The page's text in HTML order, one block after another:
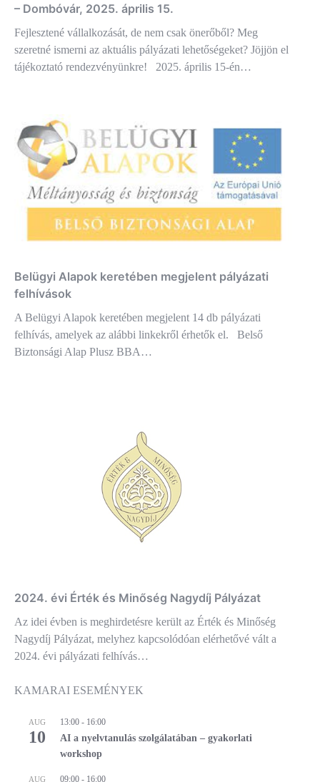
– Dombóvár, 2025. április 15.
Fejlesztené vállalkozását, de nem csak önerőből? Meg
szeretné ismerni az aktuális pályázati lehetőségeket? Jöjjön el
tájékoztató rendezvényünkre! 2025. április 15-én…
Belügyi Alapok keretében megjelent pályázati
felhívások
A Belügyi Alapok keretében megjelent 14 db pályázati
felhívás, amelyek az alábbi linkekről érhetők el. Belső
Biztonsági Alap Plusz BBA…
2024. évi Érték és Minőség Nagydíj Pályázat
Az idei évben is meghirdetésre került az Érték és Minőség
Nagydíj Pályázat, melyhez kapcsolódóan elérhetővé vált a
2024. évi pályázati felhívás…
KAMARAI ESEMÉNYEK
AUG
10
13:00 - 16:00
AI a nyelvtanulás szolgálatában – gyakorlati
workshop
AUG 09:00 - 16:00